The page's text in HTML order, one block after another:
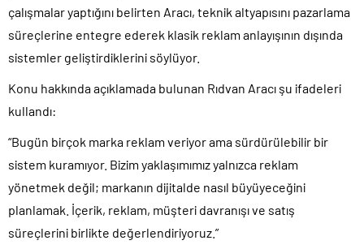
çalışmalar yaptığını belirten Aracı, teknik altyapısını pazarlama
süreçlerine entegre ederek klasik reklam anlayışının dışında
sistemler geliştirdiklerini söylüyor.
Konu hakkında açıklamada bulunan Rıdvan Aracı şu ifadeleri
kullandı:
“Bugün birçok marka reklam veriyor ama sürdürülebilir bir
sistem kuramıyor. Bizim yaklaşımımız yalnızca reklam
yönetmek değil; markanın dijitalde nasıl büyüyeceğini
planlamak. İçerik, reklam, müşteri davranışı ve satış
süreçlerini birlikte değerlendiriyoruz.”